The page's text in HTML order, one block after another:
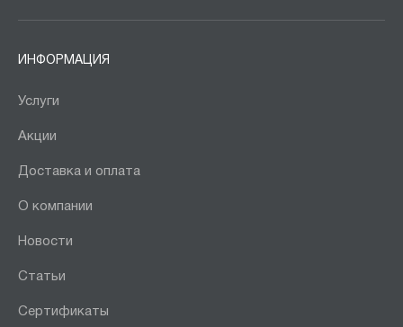
ИНФОРМАЦИЯ
Услуги
Акции
Доставка и оплата
О компании
Новости
Статьи
Сертификаты